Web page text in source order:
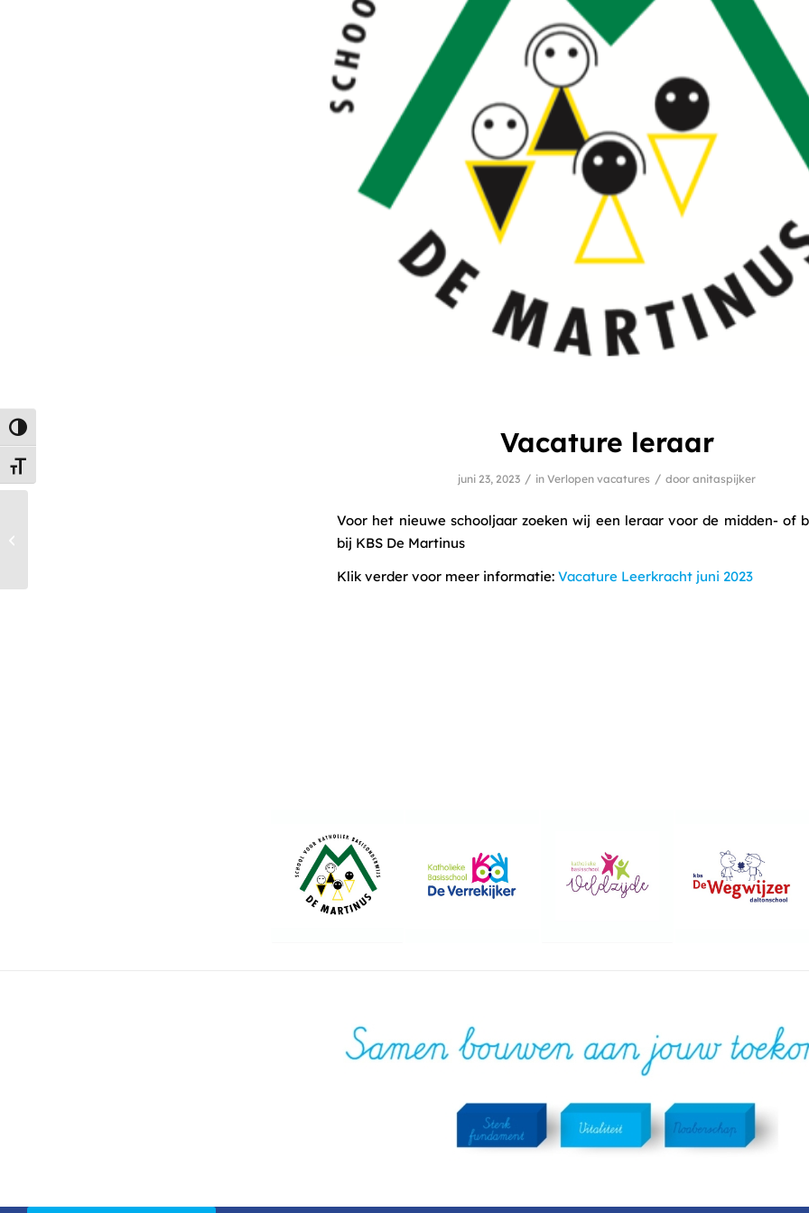
Keuze voor hoog contrast
Kies grootte van het lettertype
Vacature leraar
juni 23, 2023 / in Verlopen vacatures / door anitaspijker
Voor het nieuwe schooljaar zoeken wij een leraar voor de midden- of
bij KBS De Martinus
Klik verder voor meer informatie: Vacature Leerkracht juni 2023